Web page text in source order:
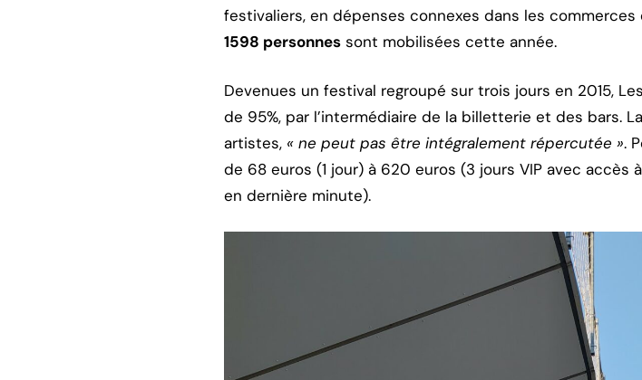
festivaliers, en dépenses connexes dans les
1598 personnes sont mobilisées cette année.
Devenues un festival regroupé sur trois jours en 2015,
de 95%, par l’intermédiaire de la billetterie et des bars.
artistes, « ne peut pas être intégralement répercutée ».
de 68 euros (1 jour) à 620 euros (3 jours VIP avec accès
en dernière minute).